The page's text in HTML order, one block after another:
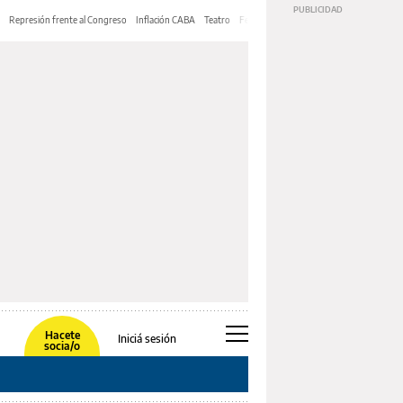
Represión frente al Congreso Inflación CABA Teatro Feria de Editores
Hacete
socia/o
Iniciá sesión